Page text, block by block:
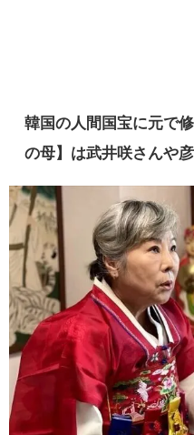
韓国の人間国宝に元で
の母】は武井咲さんや